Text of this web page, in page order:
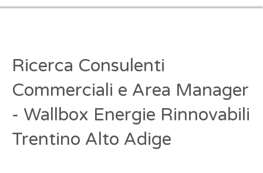
Ricerca Consulenti
Commerciali e Area Manager
- Wallbox Energie Rinnovabili
Trentino Alto Adige